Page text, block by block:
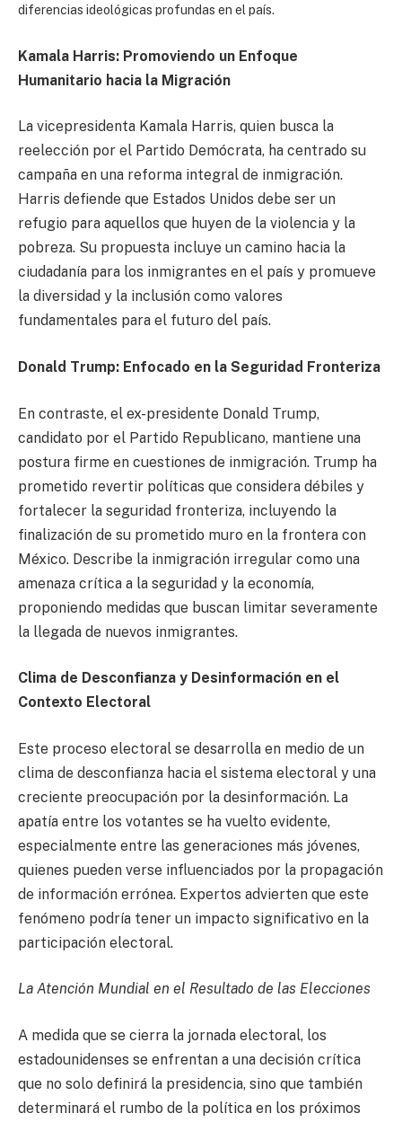
diferencias ideológicas profundas en el país.
Kamala Harris: Promoviendo un Enfoque
Humanitario hacia la Migración
La vicepresidenta Kamala Harris, quien busca la
reelección por el Partido Demócrata, ha centrado su
campaña en una reforma integral de inmigración.
Harris defiende que Estados Unidos debe ser un
refugio para aquellos que huyen de la violencia y la
pobreza. Su propuesta incluye un camino hacia la
ciudadanía para los inmigrantes en el país y promueve
la diversidad y la inclusión como valores
fundamentales para el futuro del país.
Donald Trump: Enfocado en la Seguridad Fronteriza
En contraste, el ex-presidente Donald Trump,
candidato por el Partido Republicano, mantiene una
postura firme en cuestiones de inmigración. Trump ha
prometido revertir políticas que considera débiles y
fortalecer la seguridad fronteriza, incluyendo la
finalización de su prometido muro en la frontera con
México. Describe la inmigración irregular como una
amenaza crítica a la seguridad y la economía,
proponiendo medidas que buscan limitar severamente
la llegada de nuevos inmigrantes.
Clima de Desconfianza y Desinformación en el
Contexto Electoral
Este proceso electoral se desarrolla en medio de un
clima de desconfianza hacia el sistema electoral y una
creciente preocupación por la desinformación. La
apatía entre los votantes se ha vuelto evidente,
especialmente entre las generaciones más jóvenes,
quienes pueden verse influenciados por la propagación
de información errónea. Expertos advierten que este
fenómeno podría tener un impacto significativo en la
participación electoral.
La Atención Mundial en el Resultado de las Elecciones
A medida que se cierra la jornada electoral, los
estadounidenses se enfrentan a una decisión crítica
que no solo definirá la presidencia, sino que también
determinará el rumbo de la política en los próximos